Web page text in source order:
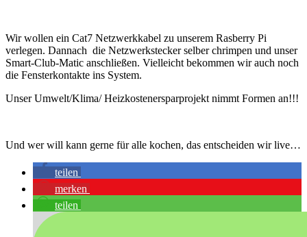
Wir wollen ein Cat7 Netzwerkkabel zu unserem Rasberry Pi
verlegen. Dannach die Netzwerkstecker selber chrimpen und unser
Smart-Club-Matic anschließen. Vielleicht bekommen wir auch noch
die Fensterkontakte ins System.
Unser Umwelt/Klima/ Heizkostenersparprojekt nimmt Formen an!!!
Und wer will kann gerne für alle kochen, das entscheiden wir live…
teilen
merken
teilen